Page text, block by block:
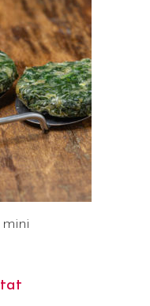
mini